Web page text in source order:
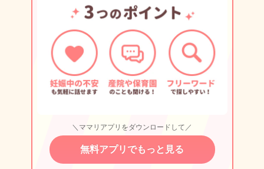
＼ママリアプリをダウンロードして／
無料アプリでもっと見る